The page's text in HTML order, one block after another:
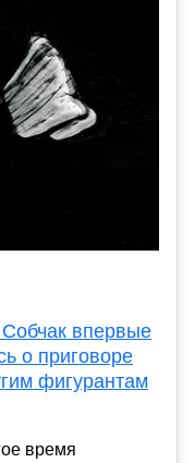
впервые
о приговоре
фигурантам
время